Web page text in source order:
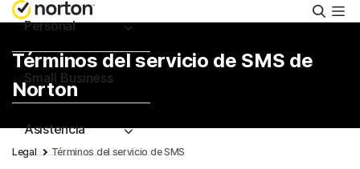
Personal
Small Business
Asistencia
Términos del servicio de SMS de
Norton
Legal Términos del servicio de SMS